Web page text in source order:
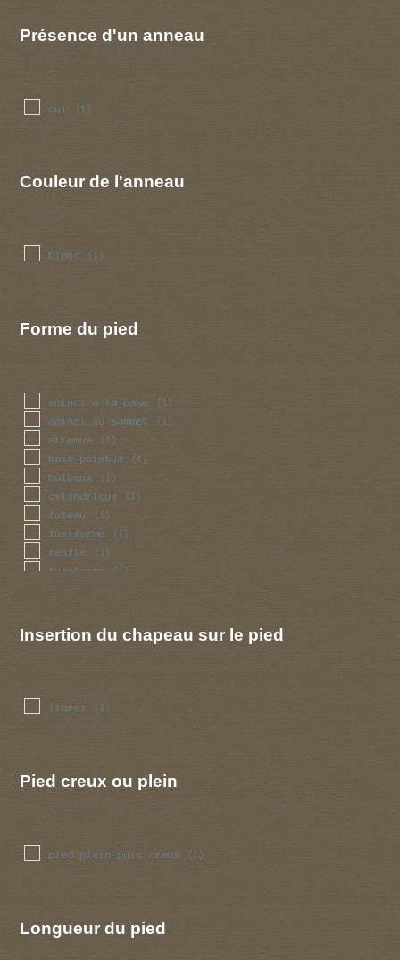
Présence d'un anneau
oui (1)
Couleur de l'anneau
blanc (1)
Forme du pied
aminci a la base (1)
aminci au sommet (1)
attenue (1)
base pointue (1)
bulbeux (1)
cylindrique (1)
fuseau (1)
fusiforme (1)
renfle (1)
tubulaire (1)
Insertion du chapeau sur le pied
libres (1)
Pied creux ou plein
pied plein puis creux (1)
Longueur du pied